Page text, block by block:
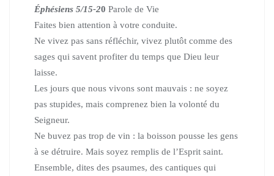
Éphésiens 5/15-20 Parole de Vie
Faites bien attention à votre conduite.
Ne vivez pas sans réfléchir, vivez plutôt comme des
sages qui savent profiter du temps que Dieu leur
laisse.
Les jours que nous vivons sont mauvais : ne soyez
pas stupides, mais comprenez bien la volonté du
Seigneur.
Ne buvez pas trop de vin : la boisson pousse les gens
à se détruire. Mais soyez remplis de l’Esprit saint.
Ensemble, dites des psaumes, des cantiques qui